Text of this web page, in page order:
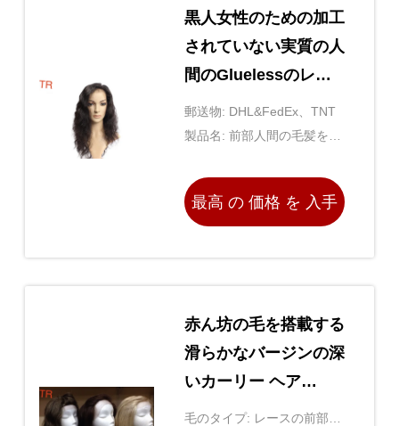
黒人女性のための加工
されていない実質の人
間のGluelessのレー
スの前部かつらの自然
な波
郵送物: DHL&FedEx、TNT
製品名: 前部人間の毛髪をひ
最高 の 価格 を 入手
赤ん坊の毛を搭載する
滑らかなバージンの深
いカーリー ヘア
ー/100つの人間の毛髪
毛のタイプ: レースの前部か